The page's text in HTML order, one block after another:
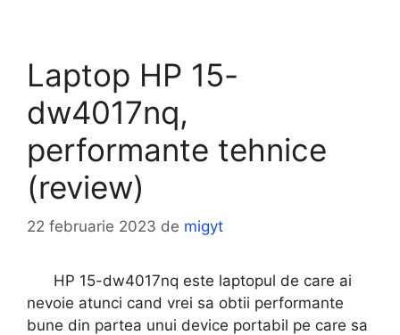
Laptop HP 15-
dw4017nq,
performante tehnice
(review)
22 februarie 2023 de migyt
HP 15-dw4017nq este laptopul de care ai
nevoie atunci cand vrei sa obtii performante
bune din partea unui device portabil pe care sa